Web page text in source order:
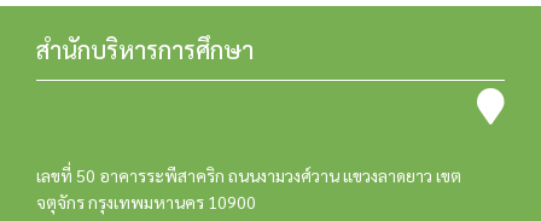
สำนักบริหารการศึกษา
เลขที่ 50 อาคารระพีสาคริก ถนนงามวงศ์วาน แขวงลาดยาว เขต
จตุจักร กรุงเทพมหานคร 10900